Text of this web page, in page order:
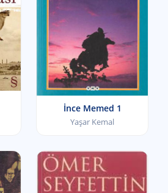
İnce Memed 1
Yaşar Kemal